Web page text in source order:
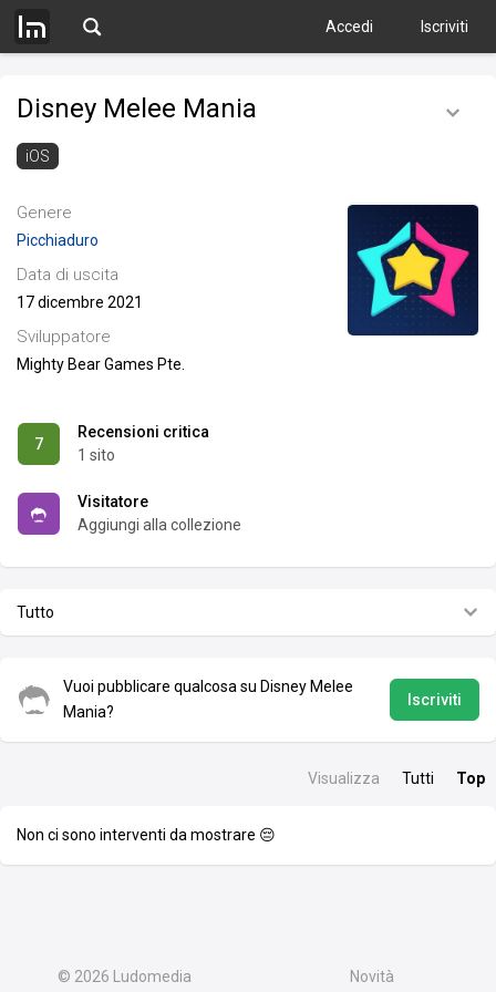
Accedi Iscriviti
Disney Melee Mania
iOS
Genere
Picchiaduro
Data di uscita
17 dicembre 2021
Sviluppatore
Mighty Bear Games Pte.
7
Recensioni critica
1 sito
Visitatore
Aggiungi alla collezione
Tutto
Vuoi pubblicare qualcosa su Disney Melee
Mania?
Iscriviti
Visualizza Tutti Top
Non ci sono interventi da mostrare 😔
© 2026 Ludomedia Novità